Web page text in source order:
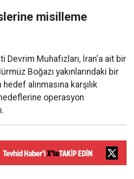
misilleme
Devrim Muhafızları, İran'a ait bir
Boğazı yakınlarındaki bir
alınmasına karşılık
operasyon